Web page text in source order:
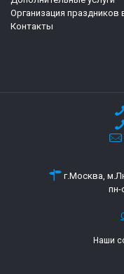
Организация праздников
Контакты
г.Москва,
пн-
Наши